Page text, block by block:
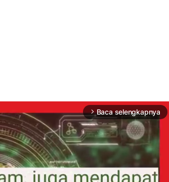
arrow_forward_ios Baca selengkapnya